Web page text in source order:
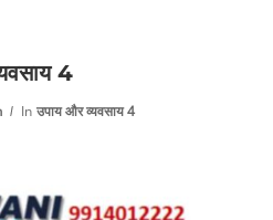
4
In उपाय और व्यवसाय 4